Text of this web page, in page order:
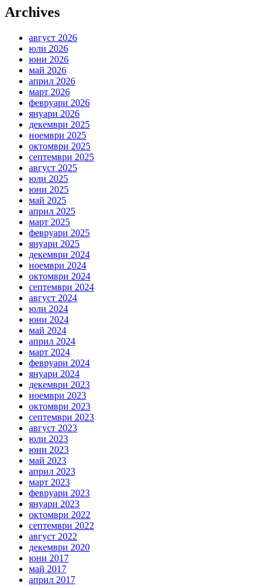
Archives
август 2026
юли 2026
юни 2026
май 2026
април 2026
март 2026
февруари 2026
януари 2026
декември 2025
ноември 2025
октомври 2025
септември 2025
август 2025
юли 2025
юни 2025
май 2025
април 2025
март 2025
февруари 2025
януари 2025
декември 2024
ноември 2024
октомври 2024
септември 2024
август 2024
юли 2024
юни 2024
май 2024
април 2024
март 2024
февруари 2024
януари 2024
декември 2023
ноември 2023
октомври 2023
септември 2023
август 2023
юли 2023
юни 2023
май 2023
април 2023
март 2023
февруари 2023
януари 2023
октомври 2022
септември 2022
август 2022
декември 2020
юни 2017
май 2017
април 2017